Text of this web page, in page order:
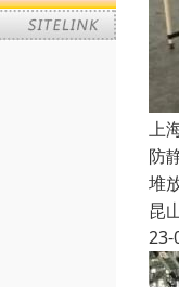
上
防
堆
昆
23-